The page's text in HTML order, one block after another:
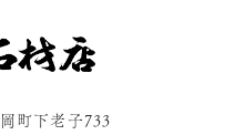
町下老子733